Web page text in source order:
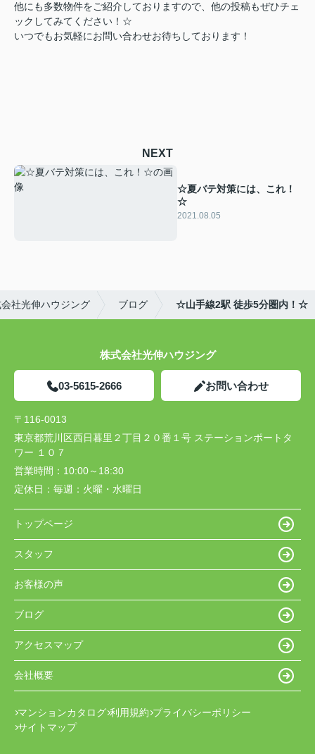
他にも多数物件をご紹介しておりますので、他の投稿もぜひチェ
ックしてみてください！☆
いつでもお気軽にお問い合わせお待ちしております！
NEXT
☆夏バテ対策には、これ！
☆
2021.08.05
社光伸ハウジング ブログ ☆山手線2駅 徒歩5分圏内！☆
株式会社光伸ハウジング
03-5615-2666 お問い合わせ
〒116-0013
東京都荒川区西日暮里２丁目２０番１号 ステーションポートタ
ワー １０７
営業時間： 10:00～18:30
定休日： 毎週：火曜・水曜日
トップページ
スタッフ
お客様の声
ブログ
アクセスマップ
会社概要
マンションカタログ 利用規約 プライバシーポリシー
サイトマップ